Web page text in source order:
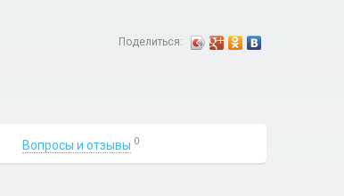
Поделиться:
Вопросы и отзывы 0